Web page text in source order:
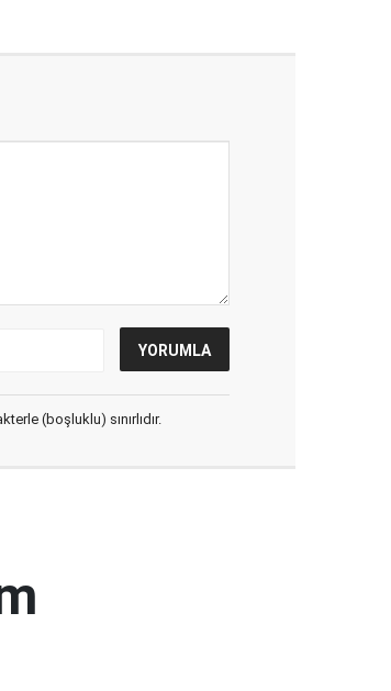
(boşluklu) sınırlıdır.